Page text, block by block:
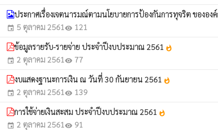
ประกาศเรื่องเจตนารมณ์ตามนโยบายการป้องกันการทุจริต ของ
event 5 ตุลาคม 2561visibility 121
ข้อมูลรายรับ-รายจ่าย ประจำปีงบประมาณ 2561 whatshot
event 2 ตุลาคม 2561visibility 77
งบแสดงฐานะการเงิน ณ วันที่ 30 กันยายน 2561 whatshot
event 2 ตุลาคม 2561visibility 139
การใช้จ่ายเงินสะสม ประจำปีงบประมาณ 2561 whatshot
event 2 ตุลาคม 2561visibility 91